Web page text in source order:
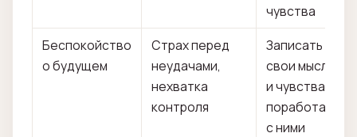
чувства
Беспокойство
о будущем
Страх перед
неудачами,
нехватка
контроля
Записать
свои мысли
и чувства,
поработать
с ними